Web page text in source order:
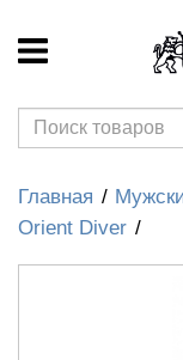
Главная
Orient Diver